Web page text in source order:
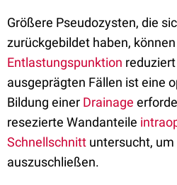
Größere Pseudozysten, die
zurückgebildet haben,
Entlastungspunktion
ausgeprägten Fällen ist eine
Bildung einer Drainage
resezierte Wandanteile
Schnellschnitt untersucht,
auszuschließen.